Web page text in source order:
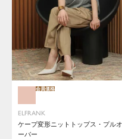
ELFRANK
ケープ変形ニットトップス・プルオ
ーバー
会員価格